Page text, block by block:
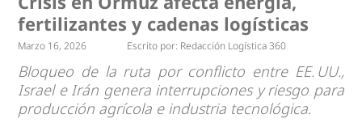
fertilizantes y cadenas logísticas
Marzo 16, 2026 Escrito por: Redacción Logística 360
Bloqueo de la ruta por conflicto entre EE. UU.,
Israel e Irán genera interrupciones y riesgo para
producción agrícola e industria tecnológica.